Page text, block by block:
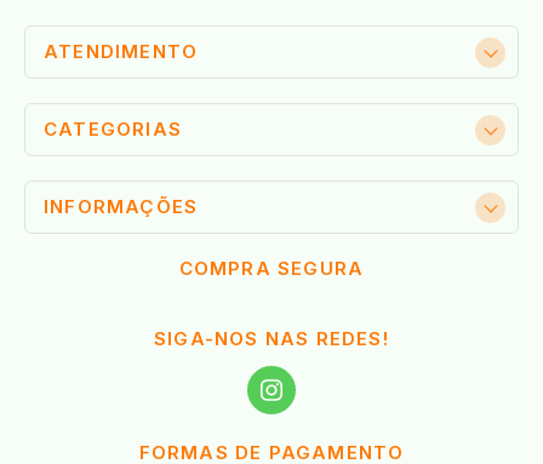
CATEGORIAS
INFORMAÇÕES
COMPRA SEGURA
ATENDIMENTO
SIGA-NOS NAS REDES!
FORMAS DE PAGAMENTO